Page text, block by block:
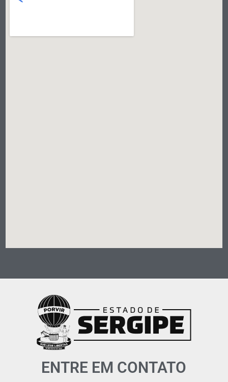
ENTRE EM CONTATO